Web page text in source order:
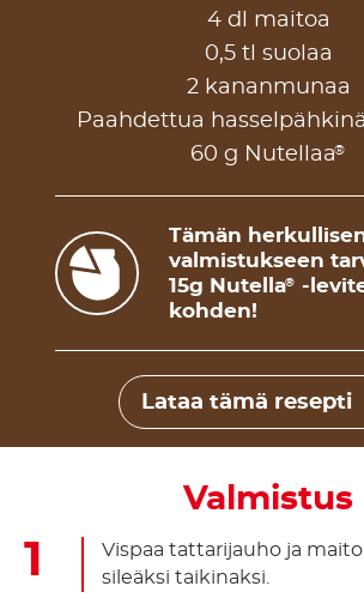
4 dl maitoa
0,5 tl suolaa
2 kananmunaa
Paahdettua
60 g Nutellaa®
Tämän
valmistukseen
15g Nutella®
-
kohden!
Lataa tämä resepti
Valmistus
Vispaa tattarijauho ja
sileäksi taikinaksi.